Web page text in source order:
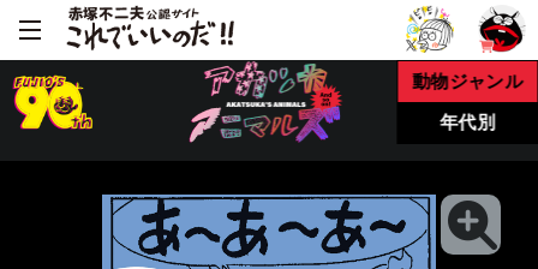
動物ジャンル
年代別